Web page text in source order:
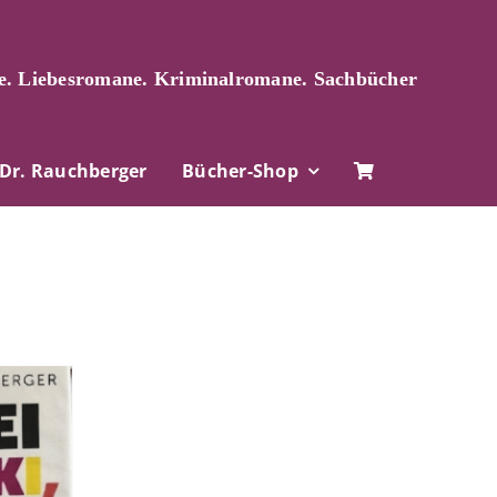
Liebesromane. Kriminalromane. Sachbücher
Rauchberger Bücher-Shop